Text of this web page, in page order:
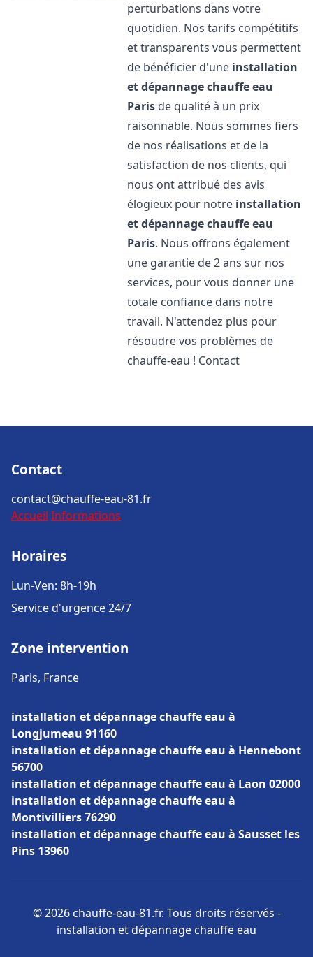
perturbations dans votre
quotidien. Nos tarifs compétitifs
et transparents vous permettent
de bénéficier d'une installation
et dépannage chauffe eau
Paris de qualité à un prix
raisonnable. Nous sommes fiers
de nos réalisations et de la
satisfaction de nos clients, qui
nous ont attribué des avis
élogieux pour notre installation
et dépannage chauffe eau
Paris. Nous offrons également
une garantie de 2 ans sur nos
services, pour vous donner une
totale confiance dans notre
travail. N'attendez plus pour
résoudre vos problèmes de
chauffe-eau ! Contact
Contact
contact@chauffe-eau-81.fr
Accueil Informations
Horaires
Lun-Ven: 8h-19h
Service d'urgence 24/7
Zone intervention
Paris, France
installation et dépannage chauffe eau à
Longjumeau 91160
installation et dépannage chauffe eau à Hennebont
56700
installation et dépannage chauffe eau à Laon 02000
installation et dépannage chauffe eau à
Montivilliers 76290
installation et dépannage chauffe eau à Sausset les
Pins 13960
© 2026 chauffe-eau-81.fr. Tous droits réservés -
installation et dépannage chauffe eau